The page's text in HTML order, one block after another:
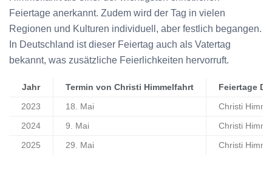
Feiertage anerkannt. Zudem wird der Tag in vielen
Regionen und Kulturen individuell, aber festlich begangen.
In Deutschland ist dieser Feiertag auch als Vatertag
bekannt, was zusätzliche Feierlichkeiten hervorruft.
Jahr Termin von Christi Himmelfahrt Feiertage
2023 18. Mai Christi
2024 9. Mai Christi
2025 29. Mai Christi